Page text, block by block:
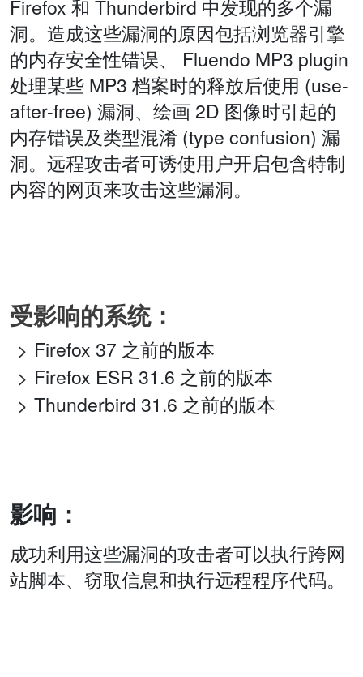
Firefox 和 Thunderbird 中发现的多个漏
洞。造成这些漏洞的原因包括浏览器引擎
的内存安全性错误、 Fluendo MP3 plugin
处理某些 MP3 档案时的释放后使用 (use-
after-free) 漏洞、绘画 2D 图像时引起的
内存错误及类型混淆 (type confusion) 漏
洞。远程攻击者可诱使用户开启包含特制
内容的网页来攻击这些漏洞。
受影响的系统：
Firefox 37 之前的版本
Firefox ESR 31.6 之前的版本
Thunderbird 31.6 之前的版本
影响：
成功利用这些漏洞的攻击者可以执行跨网
站脚本、窃取信息和执行远程程序代码。